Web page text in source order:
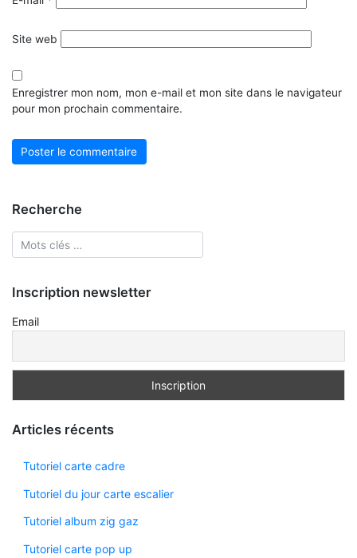
Site web
Enregistrer mon nom, mon e-mail et mon site dans le navigateur
pour mon prochain commentaire.
Recherche
Inscription newsletter
Email
Articles récents
Tutoriel carte cadre
Tutoriel du jour carte escalier
Tutoriel album zig gaz
Tutoriel carte pop up